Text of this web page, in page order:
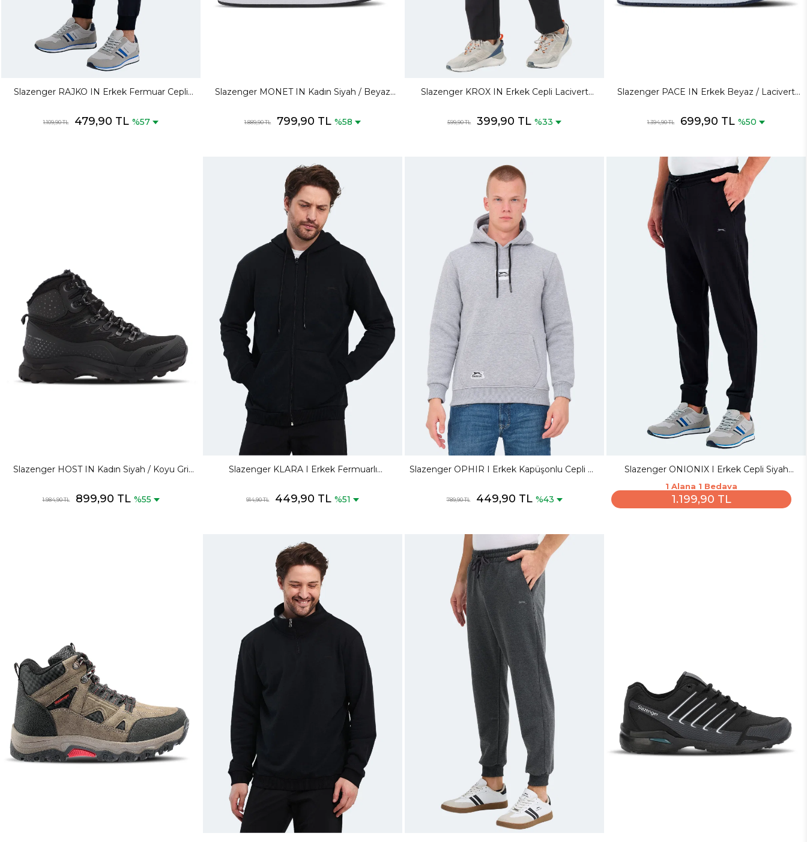
Slazenger RAJKO IN Erkek Fermuar Cepli
1.109,90 TL 479,90 TL %57
Slazenger MONET IN Kadın Siyah / Beyaz
1.889,90 TL 799,90 TL %58
Slazenger KROX IN Erkek Cepli Lacivert
599,90 TL 399,90 TL %33
Slazenger PACE IN Erkek Beyaz / Lacivert
1.394,90 TL 699,90 TL %50
Slazenger HOST IN Kadın Siyah / Koyu Gri
1.984,90 TL 899,90 TL %55
Slazenger KLARA I Erkek Fermuarlı
914,90 TL 449,90 TL %51
Slazenger OPHIR I Erkek Kapüşonlu Cepli Gri
789,90 TL 449,90 TL %43
Slazenger ONIONIX I Erkek Cepli Siyah
Eşofman Altı
1 Alana 1 Bedava
1.199,90 TL